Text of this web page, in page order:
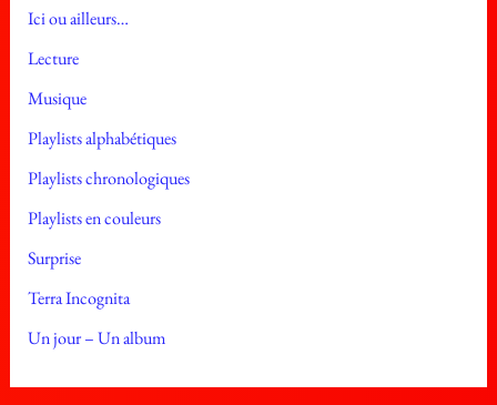
Ici ou ailleurs…
Lecture
Musique
Playlists alphabétiques
Playlists chronologiques
Playlists en couleurs
Surprise
Terra Incognita
Un jour – Un album